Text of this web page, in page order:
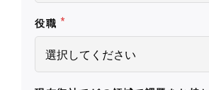
役職 *